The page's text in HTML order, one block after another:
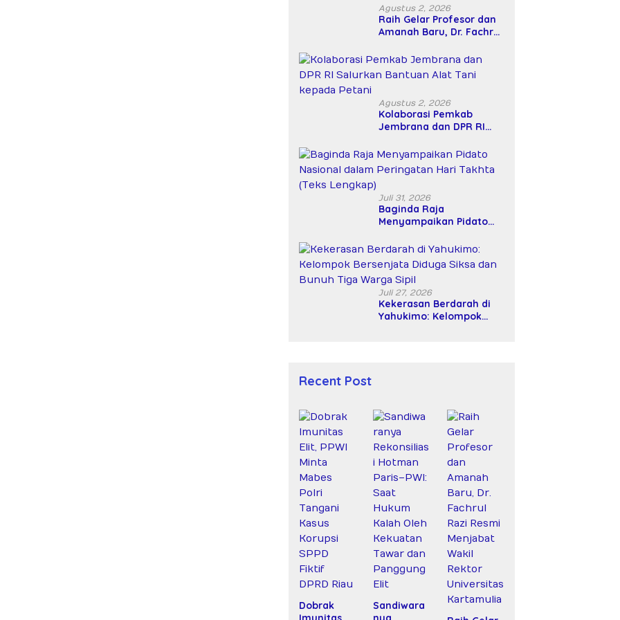
Agustus 2, 2026
Raih Gelar Profesor dan
Amanah Baru, Dr. Fachrul
Wakil Rektor Universitas
Kartamulia
Agustus 2, 2026
Kolaborasi Pemkab
Jembrana dan DPR RI
Tani kepada Petani
Juli 31, 2026
Baginda Raja
Menyampaikan Pidato
Peringatan Hari Takhta
(Teks Lengkap)
Juli 27, 2026
Kekerasan Berdarah di
Yahukimo: Kelompok
Recent Post
Dobrak
Sandiwara